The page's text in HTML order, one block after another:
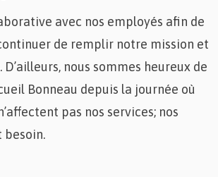
avec nos employés afin de
de remplir notre mission et
nous sommes heureux de
Bonneau depuis la journée où
pas nos services; nos
besoin.